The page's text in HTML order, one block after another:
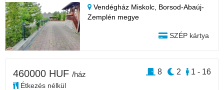
Vendégház Miskolc, Borsod-Abaúj-
Zemplén megye
SZÉP kártya
460000 HUF /ház
Étkezés nélkül
1 - 16
2
8